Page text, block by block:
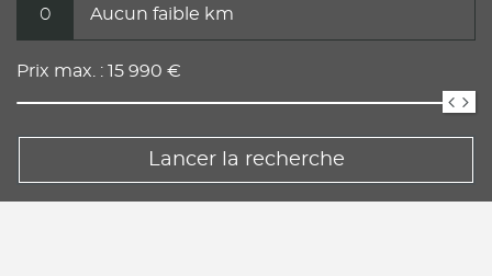
0 Aucun faible km
Prix max. : 15 990 €
Lancer la recherche